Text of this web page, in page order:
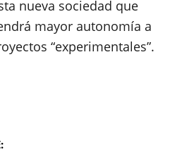
nueva sociedad que
mayor autonomía a
“experimentales”.